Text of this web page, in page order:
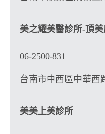
美之耀美醫診所-頂美
06-2500-831
台南市中西區中華西
美美上美診所